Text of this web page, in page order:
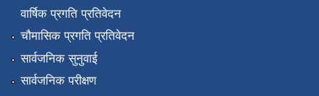
वार्षिक प्रगति प्रतिवेदन
चौमासिक प्रगति प्रतिवेदन
सार्वजनिक सुनुवाई
सार्वजनिक परीक्षण